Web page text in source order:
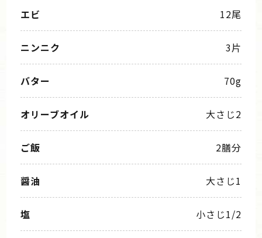
エビ 12尾
ニンニク 3片
バター 70g
オリーブオイル 大さじ2
ご飯 2膳分
醤油 大さじ1
塩 小さじ1/2